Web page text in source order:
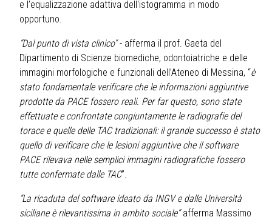
e l’equalizzazione adattiva dell'istogramma in modo
opportuno.
“Dal punto di vista clinico”- afferma il prof. Gaeta del
Dipartimento di Scienze biomediche, odontoiatriche e delle
immagini morfologiche e funzionali dell’Ateneo di Messina, “è
stato fondamentale verificare che le informazioni aggiuntive
prodotte da PACE fossero reali. Per far questo, sono state
effettuate e confrontate congiuntamente le radiografie del
torace e quelle delle TAC tradizionali: il grande successo è stato
quello di verificare che le lesioni aggiuntive che il software
PACE rilevava nelle semplici immagini radiografiche fossero
tutte confermate dalle TAC”.
“La ricaduta del software ideato da INGV e dalle Università
siciliane è rilevantissima in ambito sociale”afferma Massimo